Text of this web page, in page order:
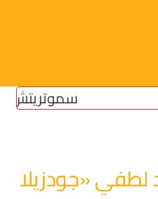
سموتريتش:
لطفي «جودزيلا